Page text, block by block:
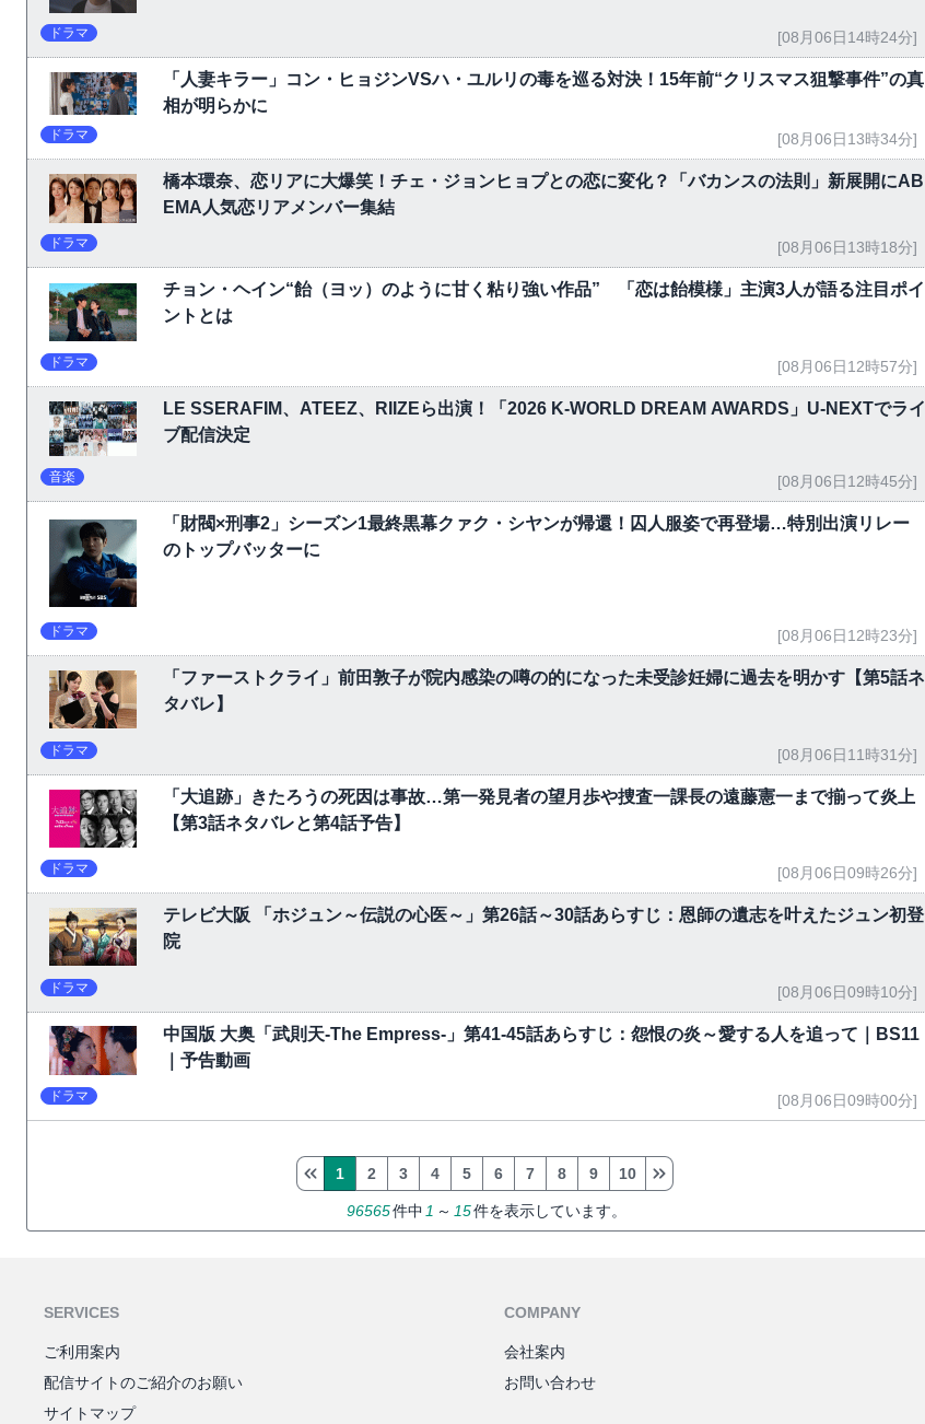
ドラマ [08月06日14時24分]
「人妻キラー」コン・ヒョジンVSハ・ユルリの毒を巡る対決！15年前“クリスマス狙撃事件”の真
相が明らかに
ドラマ [08月06日13時34分]
橋本環奈、恋リアに大爆笑！チェ・ジョンヒョプとの恋に変化？「バカンスの法則」新展開にAB
EMA人気恋リアメンバー集結
ドラマ [08月06日13時18分]
チョン・ヘイン“飴（ヨッ）のように甘く粘り強い作品” 「恋は飴模様」主演3人が語る注目ポイ
ントとは
ドラマ [08月06日12時57分]
LE SSERAFIM、ATEEZ、RIIZEら出演！「2026 K-WORLD DREAM AWARDS」U-NEXTでライ
ブ配信決定
音楽 [08月06日12時45分]
「財閥×刑事2」シーズン1最終黒幕クァク・シヤンが帰還！囚人服姿で再登場…特別出演リレー
のトップバッターに
ドラマ [08月06日12時23分]
「ファーストクライ」前田敦子が院内感染の噂の的になった未受診妊婦に過去を明かす【第5話ネ
タバレ】
ドラマ [08月06日11時31分]
「大追跡」きたろうの死因は事故…第一発見者の望月歩や捜査一課長の遠藤憲一まで揃って炎上
【第3話ネタバレと第4話予告】
ドラマ [08月06日09時26分]
テレビ大阪 「ホジュン～伝説の心医～」第26話～30話あらすじ：恩師の遺志を叶えたジュン初登
院
ドラマ [08月06日09時10分]
中国版 大奥「武則天-The Empress-」第41-45話あらすじ：怨恨の炎～愛する人を追って｜BS11
｜予告動画
ドラマ [08月06日09時00分]
96565件中 1 ～ 15件を表示しています。
1 2 3 4 5 6 7 8 9 10
SERVICES
ご利用案内
配信サイトのご紹介のお願い
サイトマップ
COMPANY
会社案内
お問い合わせ